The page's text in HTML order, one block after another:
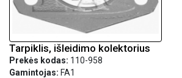
Tarpiklis, išleidimo kolektorius
Prekės kodas: 110-958
Gamintojas: FA1